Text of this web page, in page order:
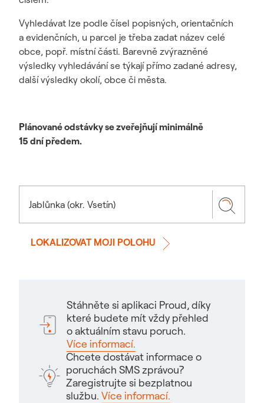
Vyhledávat lze podle čísel popisných, orientačních
a evidenčních, u parcel je třeba zadat název celé
obce, popř. místní části. Barevně zvýrazněné
výsledky vyhledávání se týkají přímo zadané adresy,
další výsledky okolí, obce či města.
Plánované odstávky se zveřejňují minimálně
15 dní předem.
LOKALIZOVAT MOJI POLOHU
Stáhněte si aplikaci Proud, díky
které budete mít vždy přehled
o aktuálním stavu poruch.
Více informací.
Chcete dostávat informace o
poruchách SMS zprávou?
Zaregistrujte si bezplatnou
službu. Více informací.